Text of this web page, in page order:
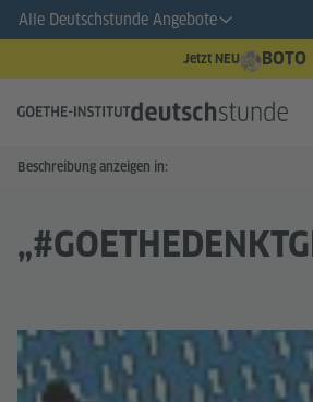
Alle Deutschstunde Angebote
Jetzt NEU BOTO
Beschreibung anzeigen in: